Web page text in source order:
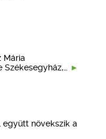
Mária
Székesegyház,…
együtt növekszik a